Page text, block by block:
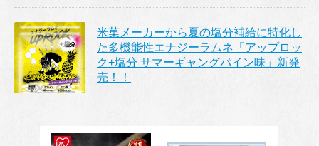
米菓メーカーから夏の塩分補給に特化し
た多機能性エナジーラムネ「アップロッ
ク+塩分 サマーギャングパイン味」新発
売！！